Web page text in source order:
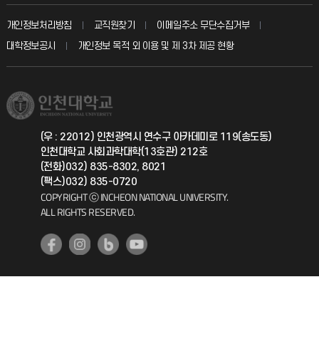
입학안내
취업정보(학생)
칭찬마당
학생서비스 지킴이
총동문회
교수회
교육혁신본부
국제지원과
공자아카데미
기초교육원
개인정보처리방침 교직원찾기
이메일주소 무단수집거부
대학정보공시
개인정보 목적 외 이용 및 제 3차 제공 현황
(우 : 22012) 인천광역시 연수구 아카데미로 119(송도동)
인천대학교 사회과학대학(13호관) 212호
(전화)032) 835-8302, 8021
(팩스)032) 835-0720
COPYRIGHT ⓒ INCHEON NATIONAL UNIVERSITY.
ALL RIGHTS RESERVED.